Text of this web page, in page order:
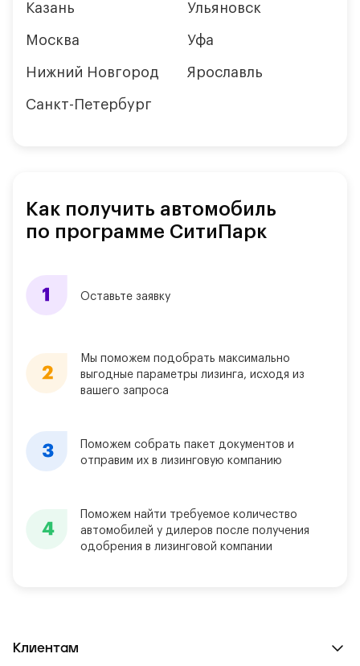
Казань
Москва
Нижний Новгород
Санкт-Петербург
Ульяновск
Уфа
Ярославль
Как получить автомобиль
по программе СитиПарк
Оставьте заявку
Мы поможем подобрать максимально
выгодные параметры лизинга, исходя из
вашего запроса
Поможем собрать пакет документов и
отправим их в лизинговую компанию
Поможем найти требуемое количество
автомобилей у дилеров после получения
одобрения в лизинговой компании
Клиентам